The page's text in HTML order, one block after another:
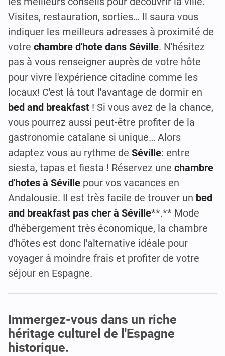
Visites, restauration, sorties… Il saura vous
indiquer les meilleurs adresses à proximité de
votre chambre d'hote dans Séville. N'hésitez
pas à vous renseigner auprès de votre hôte
pour vivre l'expérience citadine comme les
locaux! C'est là tout l'avantage de dormir en
bed and breakfast ! Si vous avez de la chance,
vous pourrez aussi peut-être profiter de la
gastronomie catalane si unique… Alors
adaptez vous au rythme de Séville: entre
siesta, tapas et fiesta ! Réservez une chambre
d'hotes à Séville pour vos vacances en
Andalousie. Il est très facile de trouver un bed
and breakfast pas cher à Séville**.** Mode
d'hébergement très économique, la chambre
d'hôtes est donc l'alternative idéale pour
voyager à moindre frais et profiter de votre
séjour en Espagne.
Immergez-vous dans un riche
héritage culturel de l'Espagne
historique.